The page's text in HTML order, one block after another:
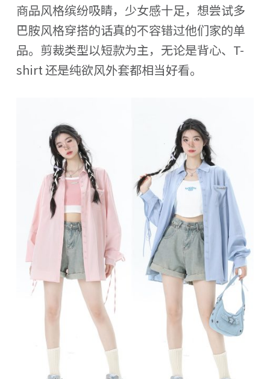
商品风格缤纷吸睛，少女感十足，想尝试多
巴胺风格穿搭的话真的不容错过他们家的单
品。剪裁类型以短款为主，无论是背心、T-
shirt 还是纯欲风外套都相当好看。